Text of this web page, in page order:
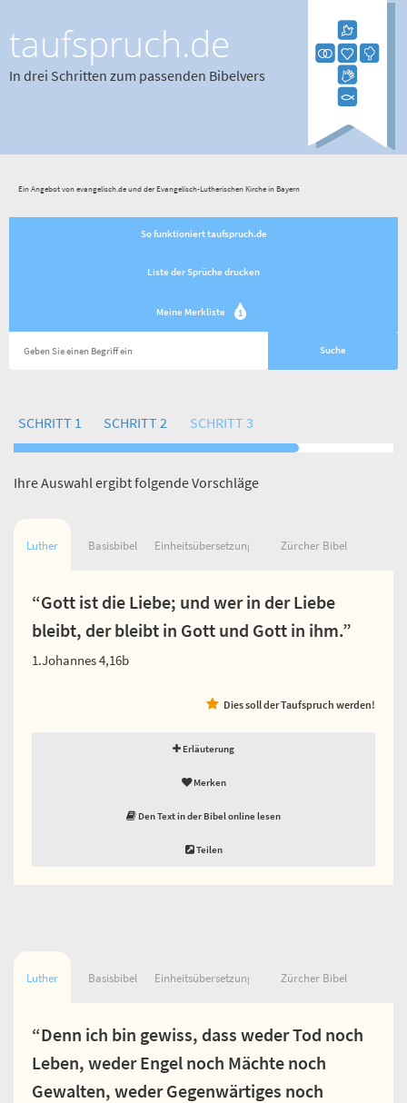
taufspruch.de
In drei Schritten zum passenden Bibelvers
Ein Angebot von evangelisch.de und der Evangelisch-Lutherischen Kirche in Bayern
So funktioniert taufspruch.de
Liste der Sprüche drucken
Meine Merkliste 1
SCHRITT 1 SCHRITT 2 SCHRITT 3
Ihre Auswahl ergibt folgende Vorschläge
Luther Basisbibel Einheitsübersetzung Zürcher Bibel
“Gott ist die Liebe; und wer in der Liebe
bleibt, der bleibt in Gott und Gott in ihm.”
1.Johannes 4,16b
Dies soll der Taufspruch werden!
Erläuterung
Merken
Den Text in der Bibel online lesen
Teilen
Luther Basisbibel Einheitsübersetzung Zürcher Bibel
“Denn ich bin gewiss, dass weder Tod noch
Leben, weder Engel noch Mächte noch
Gewalten, weder Gegenwärtiges noch